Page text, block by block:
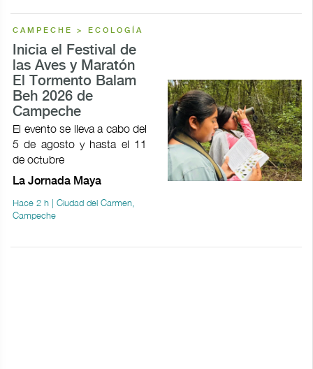
CAMPECHE > ECOLOGÍA
Inicia el Festival de
las Aves y Maratón
El Tormento Balam
Beh 2026 de
Campeche
El evento se lleva a cabo del
5 de agosto y hasta el 11
de octubre
La Jornada Maya
Hace 2 h | Ciudad del Carmen,
Campeche